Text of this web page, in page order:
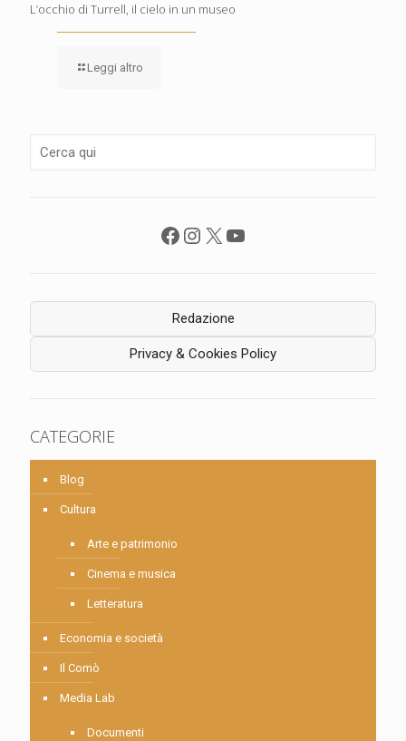
L’occhio di Turrell, il cielo in un museo
Leggi altro
Facebook
Instagram
X YouTube
Redazione
Privacy & Cookies Policy
CATEGORIE
Blog
Cultura
Arte e patrimonio
Cinema e musica
Letteratura
Economia e società
Il Comò
Media Lab
Documenti